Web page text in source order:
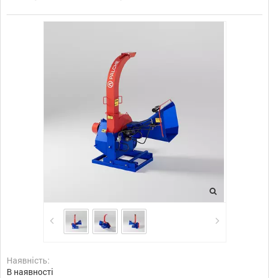
Наявність:
В наявності